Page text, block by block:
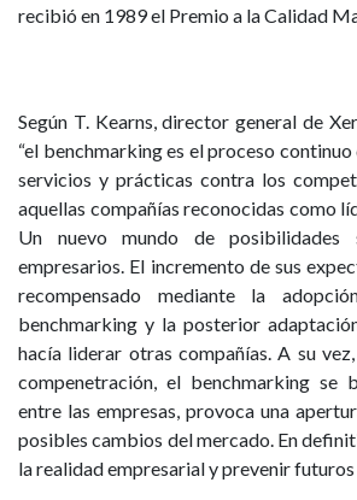
recibió en 1989 el Premio a la Calidad
Según T. Kearns, director general de
“el benchmarking es el proceso
servicios y prácticas contra los
aquellas compañías reconocidas como
Un nuevo mundo de
empresarios. El incremento de sus
recompensado mediante la
benchmarking y la posterior
hacía liderar otras compañías. A su
compenetración, el benchmarking se
entre las empresas, provoca una
posibles cambios del mercado. En
la realidad empresarial y prevenir